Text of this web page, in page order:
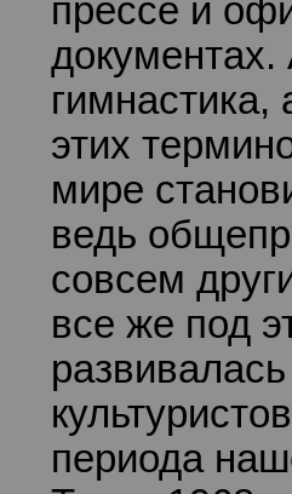
прессе и
документах.
гимнастика,
этих
мире
ведь
совсем
все же под
периода